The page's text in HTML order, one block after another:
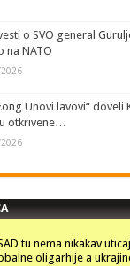
o SVO general
na NATO
Unovi lavovi“
otkrivene…
tu nema nikakav
oligarhije a